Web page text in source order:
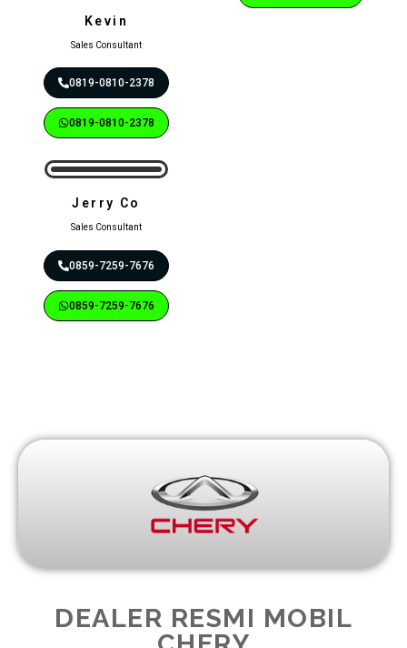
Kevin
Sales Consultant
0819-0810-2378
0819-0810-2378
Jerry Co
Sales Consultant
0859-7259-7676
0859-7259-7676
DEALER RESMI MOBIL